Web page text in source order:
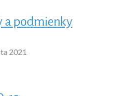
a podmienky
2021